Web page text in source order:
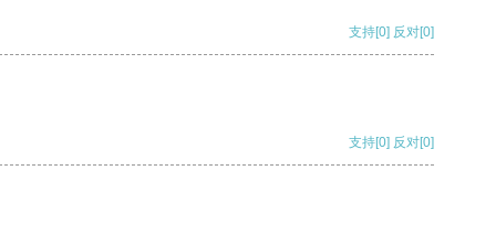
支持[0] 反对[0]
支持[0] 反对[0]